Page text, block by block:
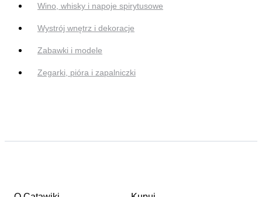
Wino, whisky i napoje spirytusowe
Wystrój wnętrz i dekoracje
Zabawki i modele
Zegarki, pióra i zapalniczki